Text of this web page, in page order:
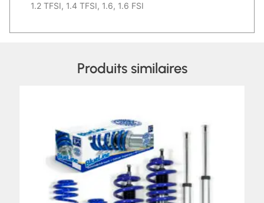
1.2 TFSI, 1.4 TFSI, 1.6, 1.6 FSI
Produits similaires